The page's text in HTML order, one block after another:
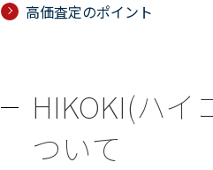
高価査定のポイント
HIKOKI(ハイ
ついて